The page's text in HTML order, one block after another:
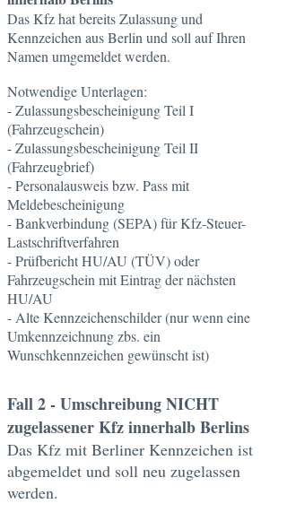
Das Kfz hat bereits Zulassung und
Kennzeichen aus Berlin und soll auf Ihren
Namen umgemeldet werden.
Notwendige Unterlagen:
- Zulassungsbescheinigung Teil I
(Fahrzeugschein)
- Zulassungsbescheinigung Teil II
(Fahrzeugbrief)
- Personalausweis bzw. Pass mit
Meldebescheinigung
- Bankverbindung (SEPA) für Kfz-Steuer-
Lastschriftverfahren
- Prüfbericht HU/AU (TÜV) oder
Fahrzeugschein mit Eintrag der nächsten
HU/AU
- Alte Kennzeichenschilder (nur wenn eine
Umkennzeichnung zbs. ein
Wunschkennzeichen gewünscht ist)
Fall 2 - Umschreibung NICHT
zugelassener Kfz innerhalb Berlins
Das Kfz mit Berliner Kennzeichen ist
abgemeldet und soll neu zugelassen
werden.